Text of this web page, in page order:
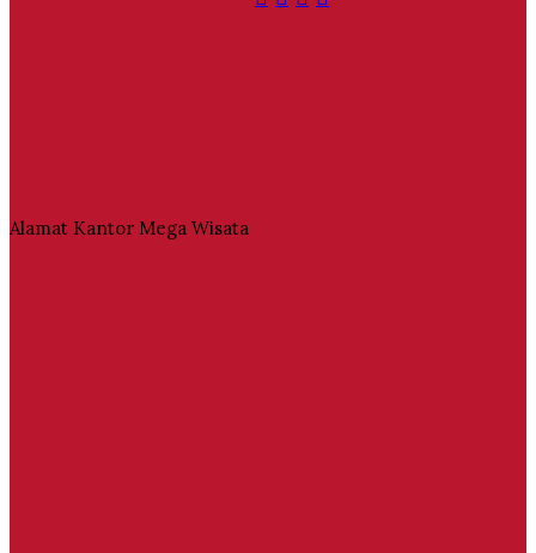
Alamat Kantor Mega Wisata